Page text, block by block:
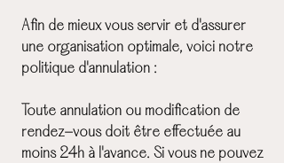
Afin de mieux vous servir et d'assurer
une organisation optimale, voici notre
politique d'annulation :
Toute annulation ou modification de
rendez-vous doit être effectuée au
moins 24h à l'avance. Si vous ne pouvez